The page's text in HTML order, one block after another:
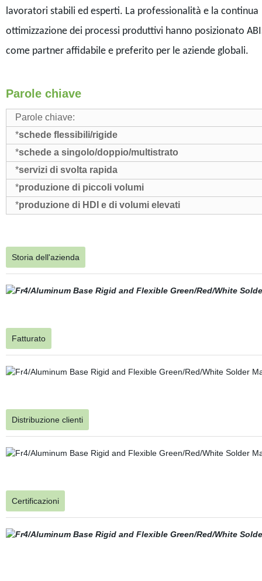
lavoratori stabili ed esperti. La professionalità e la continua
ottimizzazione dei processi produttivi hanno posizionato
come partner affidabile e preferito per le aziende globali.
Parole chiave
Parole chiave:
*schede flessibili/rigide
*schede a singolo/doppio/multistrato
*servizi di svolta rapida
*produzione di piccoli volumi
*produzione di HDI e di volumi elevati
Storia dell'azienda
Fatturato
Distribuzione clienti
Certificazioni